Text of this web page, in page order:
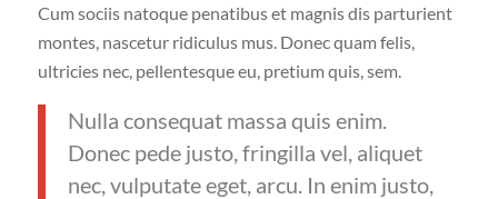
Cum sociis natoque penatibus et magnis dis parturient
montes, nascetur ridiculus mus. Donec quam felis,
ultricies nec, pellentesque eu, pretium quis, sem.
Nulla consequat massa quis enim.
Donec pede justo, fringilla vel, aliquet
nec, vulputate eget, arcu. In enim justo,